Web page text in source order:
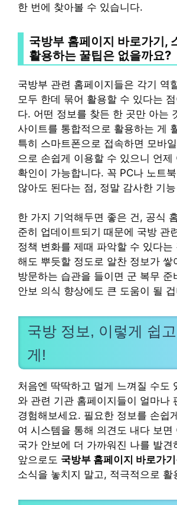
한 번에 찾아볼 수 있습니다.
국방부 홈페이지 바로가기,
활용하는 꿀팁은 없을까요?
국방부 관련 홈페이지들은 각기 역
모두 한데 묶어 활용할 수 있다는
다. 어떤 정보를 찾든 한 곳만 아는
사이트를 통합적으로 활용하는 게
특히 스마트폰으로 접속하면 모바
으로 손쉽게 이용할 수 있으니 언제
확인이 가능합니다. 꼭 PC나 노트
않아도 된다는 점, 정말 감사한 기
한 가지 기억해두면 좋은 건, 공식
준히 업데이트되기 때문에 국방 관
정책 변화를 제때 파악할 수 있다는
해도 뿌듯할 정도로 알찬 정보가 쌓
방문하는 습관을 들이면 군 복무 준
안보 의식 향상에도 큰 도움이 될
국방 정보, 이렇게 쉽
게!
처음엔 딱딱하고 멀게 느껴질 수도
와 관련 기관 홈페이지들이 얼마나
경험해보세요. 필요한 정보를 손쉽
여 시스템을 통해 의견도 내다 보면
국가 안보에 더 가까워진 나를 발견
앞으로도 국방부 홈페이지 바로가기
소식을 놓치지 말고, 적극적으로 활